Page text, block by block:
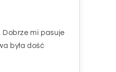
mi pasuje
była dość